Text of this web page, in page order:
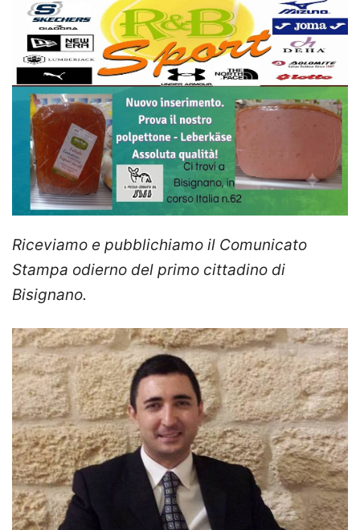
Riceviamo e pubblichiamo il Comunicato
Stampa odierno del primo cittadino di
Bisignano.